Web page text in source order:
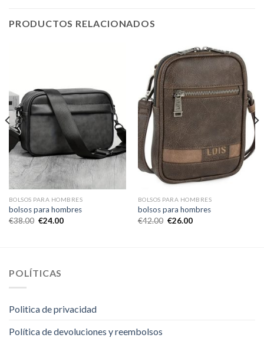
PRODUCTOS RELACIONADOS
BOLSOS PARA HOMBRES
bolsos para hombres
€38.00 €24.00
BOLSOS PARA HOMBRES
bolsos para hombres
€42.00 €26.00
POLÍTICAS
Politica de privacidad
Política de devoluciones y reembolsos